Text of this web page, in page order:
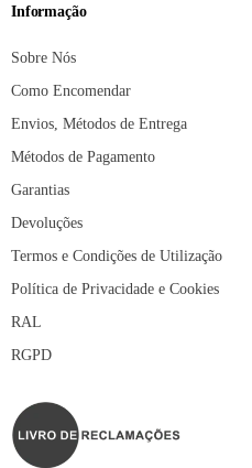
Informação
Sobre Nós
Como Encomendar
Envios, Métodos de Entrega
Métodos de Pagamento
Garantias
Devoluções
Termos e Condições de Utilização
Política de Privacidade e Cookies
RAL
RGPD